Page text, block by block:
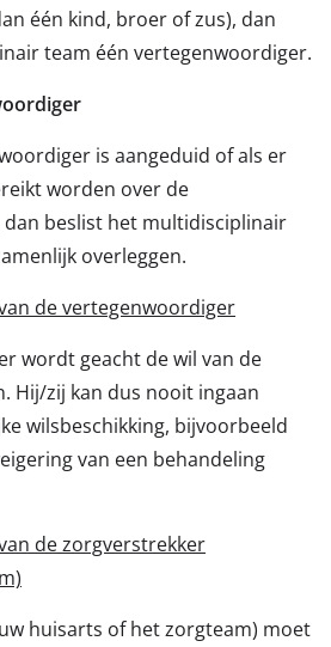
één kind, broer of zus), dan
team één vertegenwoordiger.
is aangeduid of als er
worden over de
beslist het multidisciplinair
overleggen.
de vertegenwoordiger
wordt geacht de wil van de
Hij/zij kan dus nooit ingaan
wilsbeschikking, bijvoorbeeld
van een behandeling
de zorgverstrekker
huisarts of het zorgteam) moet